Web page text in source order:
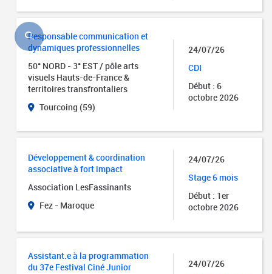
Responsable communication et
dynamiques professionnelles
50° NORD - 3° EST / pôle arts
visuels Hauts-de-France &
territoires transfrontaliers
Tourcoing (59)
24/07/26
CDI
Début : 6
octobre 2026
Développement & coordination
associative à fort impact
Association LesFassinants
Fez - Maroque
24/07/26
Stage 6 mois
Début : 1er
octobre 2026
Assistant.e à la programmation
du 37e Festival Ciné Junior
24/07/26